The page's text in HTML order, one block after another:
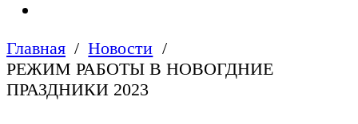
Главная
Новости
РЕЖИМ РАБОТЫ В НОВОГДНИЕ
ПРАЗДНИКИ 2023